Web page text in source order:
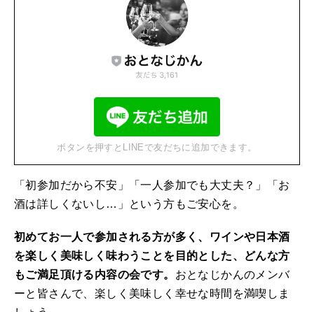
ボタンを押すとLINEで友だちに追加できます。
「初参加だから不安」「一人参加でも大丈夫？」「お
酒は詳しくないし…」という方もご安心を。
初めてお一人で参加される方が多く、ワインや日本酒
を楽しく美味しく味わうことを目的とした、どんな方
もご満足頂ける内容の会です。 おとなじかんのメンバ
ーと皆さんで、楽しく美味しく幸せな時間を満喫しま